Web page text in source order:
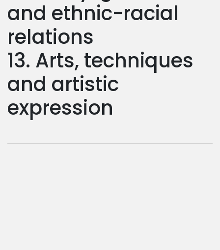
and ethnic-racial
relations
13. Arts, techniques
and artistic
expression